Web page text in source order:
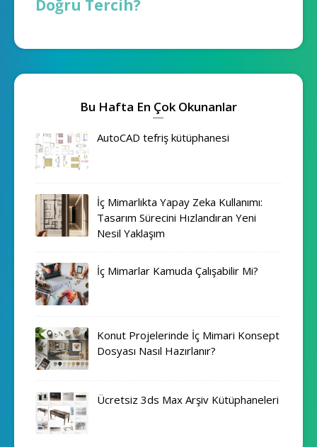
Doğru Tercih?
Bu Hafta En Çok Okunanlar
AutoCAD tefriş kütüphanesi
İç Mimarlıkta Yapay Zeka Kullanımı:
Tasarım Sürecini Hızlandıran Yeni
Nesil Yaklaşım
İç Mimarlar Kamuda Çalışabilir Mi?
Konut Projelerinde İç Mimari Konsept
Dosyası Nasıl Hazırlanır?
Ücretsiz 3ds Max Arşiv Kütüphaneleri